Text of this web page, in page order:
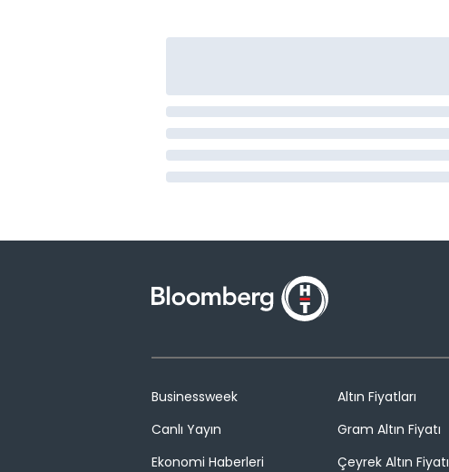
Businessweek
Canlı Yayın
Ekonomi Haberleri
Altın Fiyatları
Gram Altın Fiyatı
Çeyrek Altın Fiyatı